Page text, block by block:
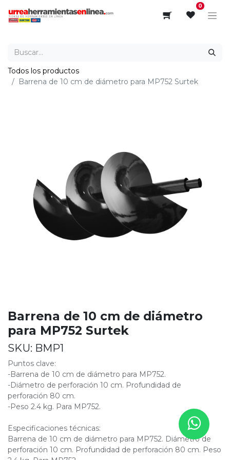
0
Todos los productos
Barrena de 10 cm de diámetro para MP752 Surtek
Barrena de 10 cm de diámetro
para MP752 Surtek
SKU: BMP1
Puntos clave:
-Barrena de 10 cm de diámetro para MP752.
-Diámetro de perforación 10 cm. Profundidad de
perforación 80 cm.
-Peso 2.4 kg. Para MP752.
Especificaciones técnicas:
Barrena de 10 cm de diámetro para MP752. Diámetro de
perforación 10 cm. Profundidad de perforación 80 cm. Peso